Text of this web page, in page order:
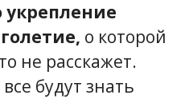
укрепление
о которой
не расскажет.
будут знать